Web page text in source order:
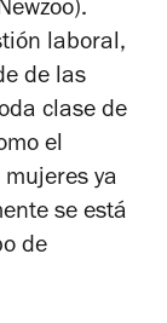
laboral,
de las
clase de
el
mujeres ya
se está
de